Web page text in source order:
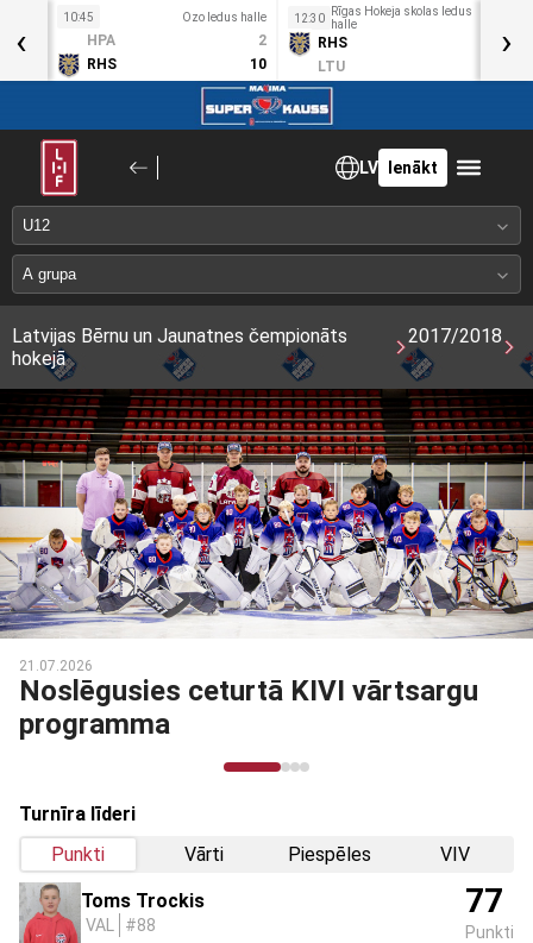
Mai
10:45 Ozo ledus halle
HPA
2
RHS
10
12:30
Rīgas Hokeja skolas ledus
halle
RHS
LTU
‹ ›
LV Ienākt
Latvijas Bērnu un Jaunatnes čempionāts
hokejā
2017/2018
Noslēdzies Talantu Izcilības
programmas otrais posms
Turnīra līderi
Punkti
Vārti Piespēles VIV
Toms Trockis
VAL #88
77
Punkti